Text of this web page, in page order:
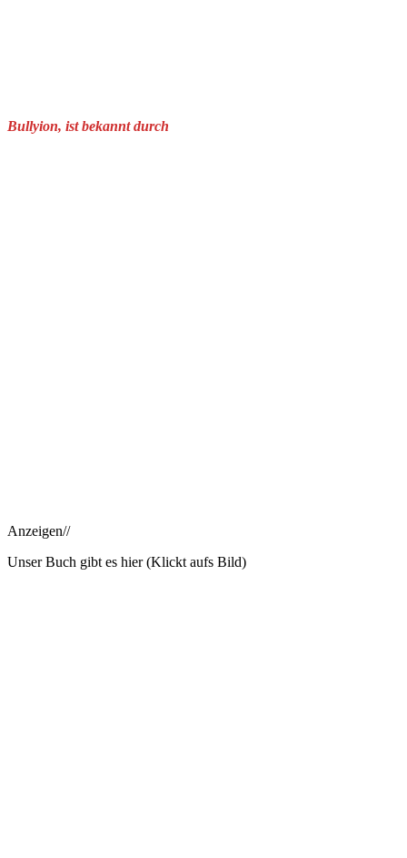
Bullyion, ist bekannt durch
Anzeigen//
Unser Buch gibt es hier (Klickt aufs Bild)